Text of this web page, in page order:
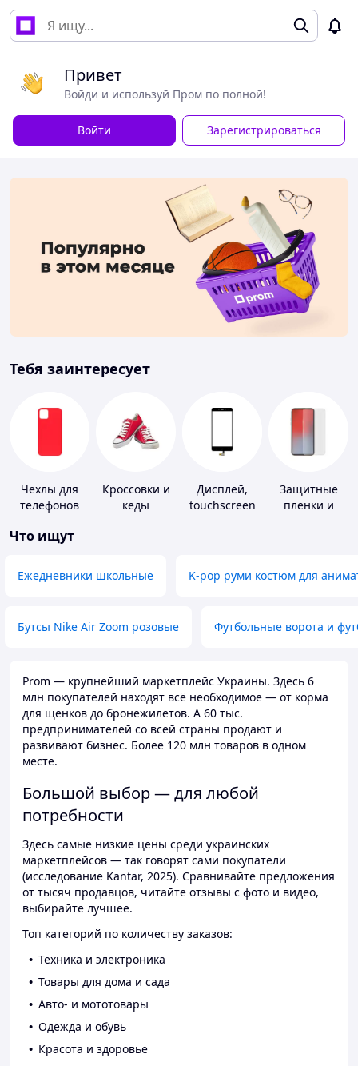
Привет
Войди и используй Пром по полной!
Войти Зарегистрироваться
Тебя заинтересует
Чехлы для
телефонов
Кроссовки и
кеды
Дисплей,
touchscreen
Защитные
пленки и
Что ищут
Ежедневники школьные K-pop руми костюм для
Бутсы Nike Air Zoom розовые Футбольные ворота и
Prom — крупнейший маркетплейс Украины. Здесь 6
млн покупателей находят всё необходимое — от корма
для щенков до бронежилетов. А 60 тыс.
предпринимателей со всей страны продают и
развивают бизнес. Более 120 млн товаров в одном
месте.
Большой выбор — для любой
потребности
Здесь самые низкие цены среди украинских
маркетплейсов — так говорят сами покупатели
(исследование Kantar, 2025). Сравнивайте предложения
от тысяч продавцов, читайте отзывы с фото и видео,
выбирайте лучшее.
Топ категорий по количеству заказов:
Техника и электроника
Товары для дома и сада
Авто- и мототовары
Одежда и обувь
Красота и здоровье